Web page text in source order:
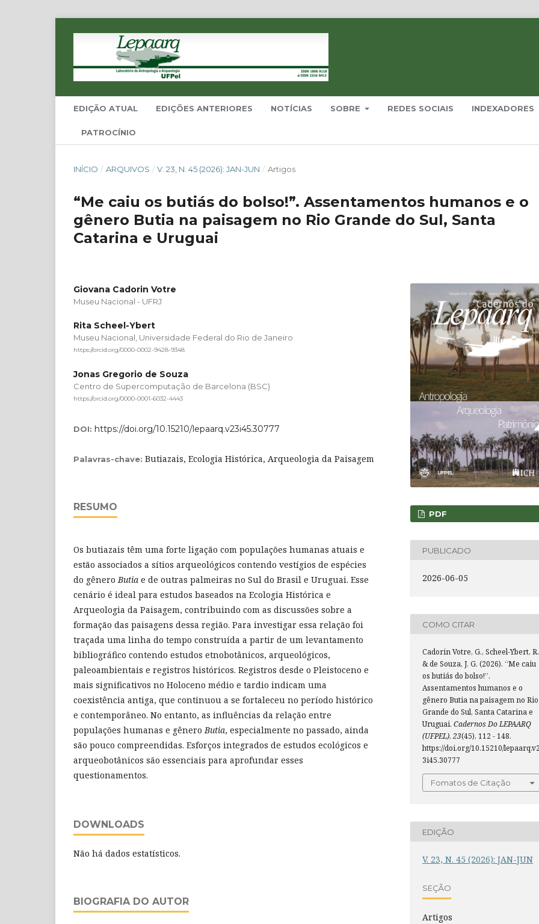
EDIÇÃO ATUAL EDIÇÕES ANTERIORES NOTÍCIAS SOBRE REDES SOCIAIS INDEXADORES
PATROCÍNIO
INÍCIO / ARQUIVOS / V. 23, N. 45 (2026): JAN-JUN / Artigos
“Me caiu os butiás do bolso!”. Assentamentos humanos e o
gênero Butia na paisagem no Rio Grande do Sul, Santa
Catarina e Uruguai
Giovana Cadorin Votre
Museu Nacional - UFRJ
Rita Scheel-Ybert
Museu Nacional, Universidade Federal do Rio de Janeiro
https://orcid.org/0000-0002-9428-9348
Jonas Gregorio de Souza
Centro de Supercomputação de Barcelona (BSC)
https://orcid.org/0000-0001-6032-4443
DOI: https://doi.org/10.15210/lepaarq.v23i45.30777
Palavras-chave: Butiazais, Ecologia Histórica, Arqueologia da Paisagem
RESUMO
Os butiazais têm uma forte ligação com populações humanas atuais e
estão associados a sítios arqueológicos contendo vestígios de espécies
do gênero Butia e de outras palmeiras no Sul do Brasil e Uruguai. Esse
cenário é ideal para estudos baseados na Ecologia Histórica e
Arqueologia da Paisagem, contribuindo com as discussões sobre a
formação das paisagens dessa região. Para investigar essa relação foi
traçada uma linha do tempo construída a partir de um levantamento
bibliográfico contendo estudos etnobotânicos, arqueológicos,
paleoambientais e registros históricos. Registros desde o Pleistoceno e
mais significativos no Holoceno médio e tardio indicam uma
coexistência antiga, que continuou a se fortaleceu no período histórico
e contemporâneo. No entanto, as influências da relação entre
populações humanas e gênero Butia, especialmente no passado, ainda
são pouco compreendidas. Esforços integrados de estudos ecológicos e
arqueobotânicos são essenciais para aprofundar esses
questionamentos.
DOWNLOADS
Não há dados estatísticos.
BIOGRAFIA DO AUTOR
PDF
PUBLICADO
2026-06-05
COMO CITAR
Cadorin Votre, G., Scheel-Ybert,
& de Souza, J. G. (2026). “Me caiu
os butiás do bolso!”.
Assentamentos humanos e o
gênero Butia na paisagem no Rio
Grande do Sul, Santa Catarina e
Uruguai. Cadernos Do LEPAARQ
(UFPEL), 23(45), 112 - 148.
https://doi.org/10.15210/
3i45.30777
Fomatos de Citação
EDIÇÃO
V. 23, N. 45 (2026): JAN-JUN
SEÇÃO
Artigos